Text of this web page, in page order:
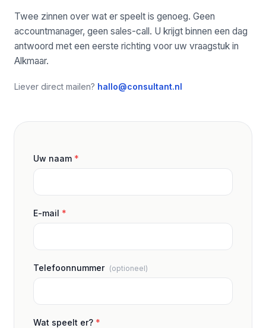
Twee zinnen over wat er speelt is genoeg. Geen
accountmanager, geen sales-call. U krijgt binnen een dag
antwoord met een eerste richting voor uw vraagstuk in
Alkmaar.
Liever direct mailen? hallo@consultant.nl
Uw naam *
E-mail *
Telefoonnummer (optioneel)
Wat speelt er? *